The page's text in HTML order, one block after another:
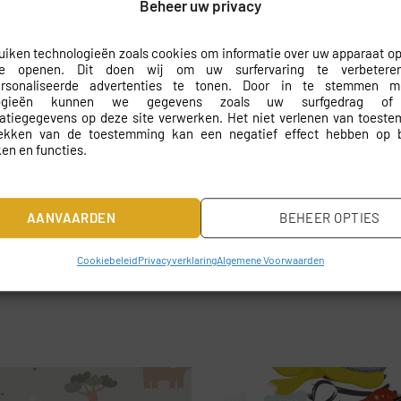
Beheer uw privacy
technologieën zoals cookies om informatie over uw apparaat
openen. Dit doen wij om uw surfervaring te
advertenties te tonen. Door in te stemmen
kunnen we gegevens zoals uw surfgedrag of
op deze site verwerken. Het niet verlenen van
van de toestemming kan een negatief effect hebben op
en functies.
AANVAARDEN BEHEER OPTIES
CookiebeleidPrivacyverklaringAlgemene Voorwaarden
het op maat gemaakt kan worden, zodat het perfect aansluit
past. De montage is een fluitje van een cent; dankzij
nog gemakkelijker maakt. Binnen een mum van tijd geniet je